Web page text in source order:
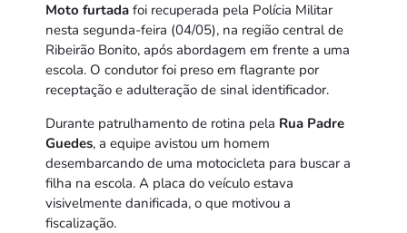
Moto furtada foi recuperada pela Polícia Militar
nesta segunda-feira (04/05), na região central de
Ribeirão Bonito, após abordagem em frente a uma
escola. O condutor foi preso em flagrante por
receptação e adulteração de sinal identificador.
Durante patrulhamento de rotina pela Rua Padre
Guedes, a equipe avistou um homem
desembarcando de uma motocicleta para buscar a
filha na escola. A placa do veículo estava
visivelmente danificada, o que motivou a
fiscalização.